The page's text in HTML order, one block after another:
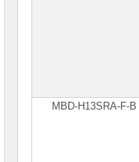
MBD-H13SRA-F-B